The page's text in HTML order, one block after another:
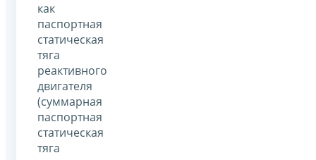
как
паспортная
статическая
тяга
реактивного
двигателя
(суммарная
паспортная
статическая
тяга